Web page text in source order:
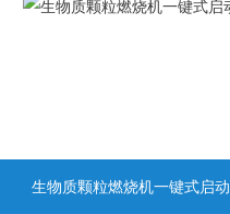
生物质颗粒燃烧机一键式启动